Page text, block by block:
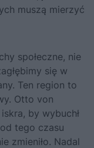
muszą mierzyć
społeczne, nie
się w
Ten region to
Otto von
by wybuchł
tego czasu
zmieniło. Nadal